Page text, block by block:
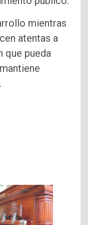
mientras
atentas a
que pueda